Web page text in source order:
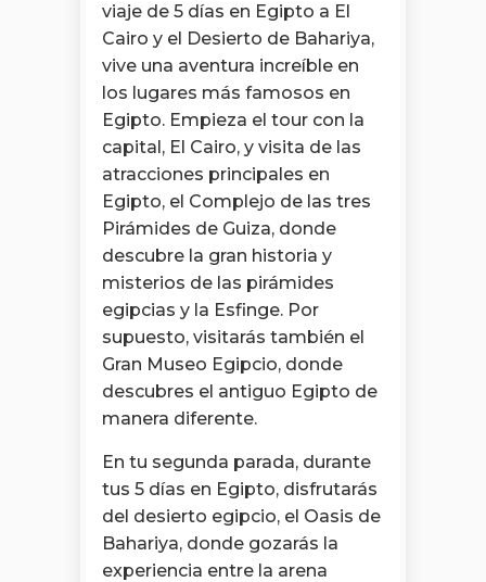
viaje de 5 días en Egipto a El
Cairo y el Desierto de Bahariya,
vive una aventura increíble en
los lugares más famosos en
Egipto. Empieza el tour con la
capital, El Cairo, y visita de las
atracciones principales en
Egipto, el Complejo de las tres
Pirámides de Guiza, donde
descubre la gran historia y
misterios de las pirámides
egipcias y la Esfinge. Por
supuesto, visitarás también el
Gran Museo Egipcio, donde
descubres el antiguo Egipto de
manera diferente.
En tu segunda parada, durante
tus 5 días en Egipto, disfrutarás
del desierto egipcio, el Oasis de
Bahariya, donde gozarás la
experiencia entre la arena